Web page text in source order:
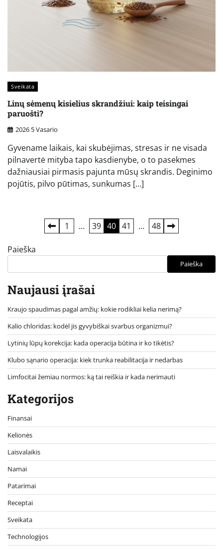
Sveikata
Linų sėmenų kisielius skrandžiui: kaip teisingai
paruošti?
2026 5 Vasario
Gyvename laikais, kai skubėjimas, stresas ir ne visada
pilnavertė mityba tapo kasdienybe, o to pasekmes
dažniausiai pirmasis pajunta mūsų skrandis. Deginimo
pojūtis, pilvo pūtimas, sunkumas […]
puslapiavimas
1 … 39 40 41 … 48
Paieška
Paieška
Naujausi įrašai
Kraujo spaudimas pagal amžių: kokie rodikliai kelia nerimą?
Kalio chloridas: kodėl jis gyvybiškai svarbus organizmui?
Lytinių lūpų korekcija: kada operacija būtina ir ko tikėtis?
Klubo sąnario operacija: kiek trunka reabilitacija ir nedarbas
Limfocitai žemiau normos: ką tai reiškia ir kada nerimauti
Kategorijos
Finansai
Kelionės
Laisvalaikis
Namai
Patarimai
Receptai
Sveikata
Technologijos